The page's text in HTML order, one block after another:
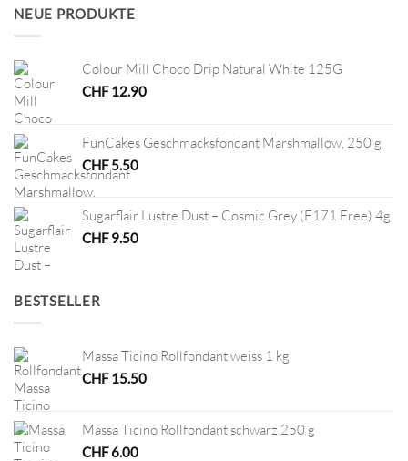
NEUE PRODUKTE
Colour Mill Choco Drip Natural White 125G
CHF12.90
FunCakes Geschmacksfondant Marshmallow, 250 g
CHF5.50
Sugarflair Lustre Dust – Cosmic Grey (E171 Free) 4g
CHF9.50
BESTSELLER
Massa Ticino Rollfondant weiss 1 kg
CHF15.50
Massa Ticino Rollfondant schwarz 250 g
CHF6.00